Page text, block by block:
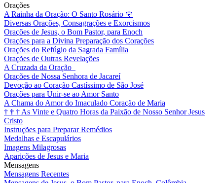
Orações
A Rainha da Oração: O Santo Rosário 🌹
Diversas Orações, Consagrações e Exorcismos
Orações de Jesus, o Bom Pastor, para Enoch
Orações para a Divina Preparação dos Corações
Orações do Refúgio da Sagrada Família
Orações de Outras Revelações
A Cruzada da Oração
Orações de Nossa Senhora de Jacareí
Devoção ao Coração Castíssimo de São José
Orações para Unir-se ao Amor Santo
A Chama do Amor do Imaculado Coração de Maria
† † † As Vinte e Quatro Horas da Paixão de Nosso Senhor Jesus
Cristo
Instruções para Preparar Remédios
Medalhas e Escapulários
Imagens Milagrosas
Aparições de Jesus e Maria
Mensagens
Mensagens Recentes